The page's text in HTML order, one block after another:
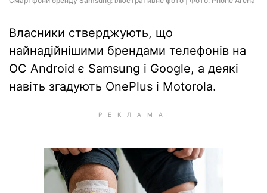
Власники стверджують, що
найнадійнішими брендами телефонів на
ОС Android є Samsung і Google, а деякі
навіть згадують OnePlus і Motorola.